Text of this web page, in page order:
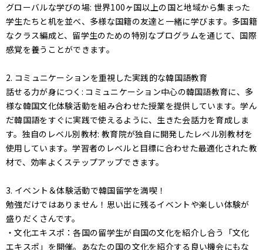
グローバルな学びの場: 世界100ヶ国以上の国と地域から集まった
学生たちと机を並べ、多様な国籍の友達と一緒に学びます。多国籍
なクラス編成と、留学生のための特別なプログラムを通じて、国際
感覚を養うことができます。
2. コミュニケーションを重視した実践的な韓国語教育
話せる力が身につく: コミュニケーション中心の韓国語教育に、多
様な韓国文化体験活動を組み合わせた授業を提供しています。学ん
だ韓国語をすぐに実践で使えるように、生きた会話力を育成しま
す。独自のレベル別教材: 教育院が独自に開発したレベル別教材を
使用しています。学習者のレベルと目標に合わせた最適化された教
材で、効率よくステップアップできます。
3. イベント＆体験活動で韓国留学を満喫！
勉強だけではありません！思い出に残るイベントや楽しい体験が
盛りだくさんです。
・文化エキスポ：各国の留学生が自国の文化を紹介し合う「文化
エキスポ」を開催。あなたの国の文化を紹介する良い機会にもな